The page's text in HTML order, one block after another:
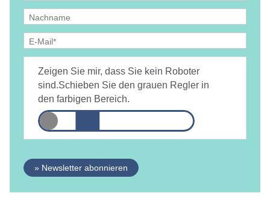
DAMiD mich per E-Mail über Themen und Veranstaltungen
informiert.
Zeigen Sie mir, dass Sie kein Roboter
sind.Schieben Sie den grauen Regler in
den farbigen Bereich.
» Newsletter abonnieren